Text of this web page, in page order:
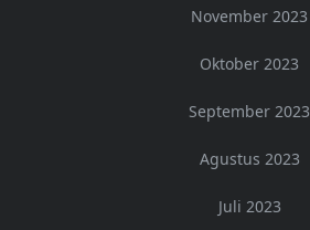
November 2023
Oktober 2023
September 2023
Agustus 2023
Juli 2023